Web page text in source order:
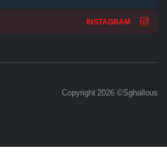
INSTAGRAM
Copyright 2026 ©Sghallous